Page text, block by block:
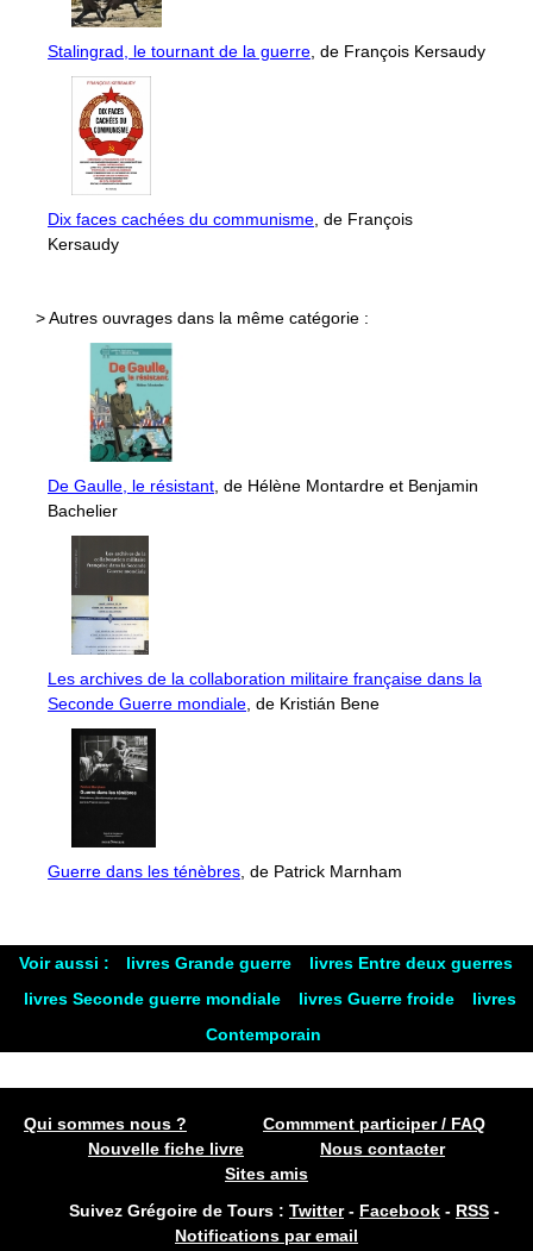
Stalingrad, le tournant de la guerre , de François Kersaudy
Dix faces cachées du communisme , de François
Kersaudy
> Autres ouvrages dans la même catégorie :
De Gaulle, le résistant , de Hélène Montardre et Benjamin
Bachelier
Les archives de la collaboration militaire française dans la
Seconde Guerre mondiale , de Kristián Bene
Guerre dans les ténèbres , de Patrick Marnham
Voir aussi : livres Grande guerre
livres Entre deux guerres
livres Seconde guerre mondiale
livres Guerre froide
livres
Contemporain
Qui sommes nous ?
Commment participer / FAQ
Nouvelle fiche livre
Nous contacter
Sites amis
Suivez Grégoire de Tours : Twitter- Facebook - RSS -
Notifications par email